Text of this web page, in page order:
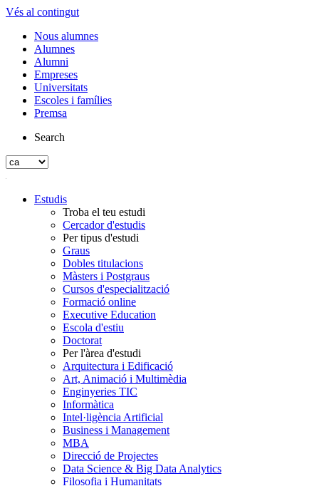
Vés al contingut
Nous alumnes
Alumnes
Alumni
Empreses
Universitats
Escoles i famílies
Premsa
Search
Estudis
Troba el teu estudi
Cercador d'estudis
Per tipus d'estudi
Graus
Dobles titulacions
Màsters i Postgraus
Cursos d'especialització
Formació online
Executive Education
Escola d'estiu
Doctorat
Per l'àrea d'estudi
Arquitectura i Edificació
Art, Animació i Multimèdia
Enginyeries TIC
Informàtica
Intel·ligència Artificial
Business i Management
MBA
Direcció de Projectes
Data Science & Big Data Analytics
Filosofia i Humanitats